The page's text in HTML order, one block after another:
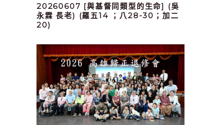
20260607 [與基督同類型的生命] (吳
永霖 長老) (羅五14 ；八28-30；加二
20)